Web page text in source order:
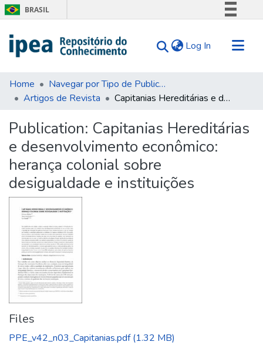
BRASIL
Comunica BR
Acesso à informação
Legislação
Log In (current)
Communities & Collections
Search for
Statistics
About Us
Home
Navegar por Tipo de Publicação
Artigos de Revista
Capitanias Hereditárias e desenvolvimento econômico: herança colonial sobre desigualdade e instituições
Publication: Capitanias Hereditárias
e desenvolvimento econômico:
herança colonial sobre
desigualdade e instituições
Files
PPE_v42_n03_Capitanias.pdf(1.32 MB)